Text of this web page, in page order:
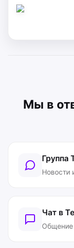
Мы в
Группа
Новости
Чат в